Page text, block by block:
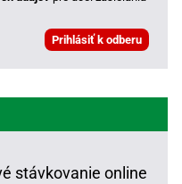
stávkovanie online